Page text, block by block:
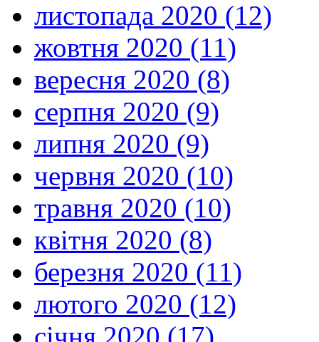
листопада 2020 (12)
жовтня 2020 (11)
вересня 2020 (8)
серпня 2020 (9)
липня 2020 (9)
червня 2020 (10)
травня 2020 (10)
квітня 2020 (8)
березня 2020 (11)
лютого 2020 (12)
січня 2020 (17)